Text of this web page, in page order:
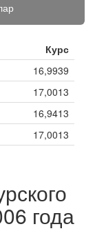
Курс
16,9939
17,0013
16,9413
17,0013
года